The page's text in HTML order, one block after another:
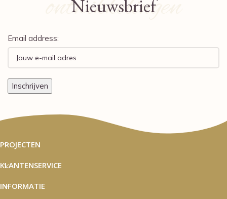
ontwikkelingen
Nieuwsbrief
Email address:
PROJECTEN
KLANTENSERVICE
INFORMATIE